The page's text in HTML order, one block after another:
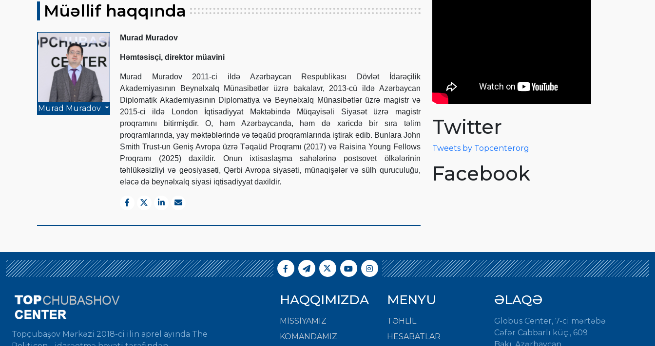
Müəllif haqqında
Murad Muradov
Murad Muradov
Həmtəsisçi, direktor müavini
Murad Muradov 2011-ci ildə Azərbaycan Respublikası Dövlət İdarəçilik
Akademiyasının Beynəlxalq Münasibətlər üzrə bakalavr, 2013-cü ildə Azərbaycan
Diplomatik Akademiyasının Diplomatiya və Beynəlxalq Münasibətlər üzrə magistr və
2015-ci ildə London İqtisadiyyat Məktəbində Müqayisəli Siyasət üzrə magistr
proqramını bitirmişdir. O, həm Azərbaycanda, həm də xaricdə bir sıra təlim
proqramlarında, yay məktəblərində və təqaüd proqramlarında iştirak edib. Bunlara John
Smith Trust-un Geniş Avropa üzrə Təqaüd Proqramı (2017) və Raisina Young Fellows
Proqramı (2025) daxildir. Onun ixtisaslaşma sahələrinə postsovet ölkələrinin
təhlükəsizliyi və geosiyasəti, Qərbi Avropa siyasəti, münaqişələr və sülh quruculuğu,
eləcə də beynəlxalq siyasi iqtisadiyyat daxildir.
Twitter
Tweets by Topcenterorg
Facebook
Topçubaşov Mərkəzi 2018-ci ilin aprel ayında The
HAQQIMIZDA
MISSIYAMIZ
KOMANDAMIZ
MENYU
TƏHLİL
HESABATLAR
ƏLAQƏ
Globus Center, 7-ci mərtəbə
Cəfər Cabbarlı küç., 609
Bakı, Azərbaycan